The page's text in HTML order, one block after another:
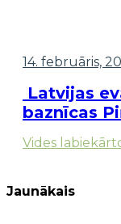
14. februāris,
Latvijas
baznīcas
Vides
Jaunākais